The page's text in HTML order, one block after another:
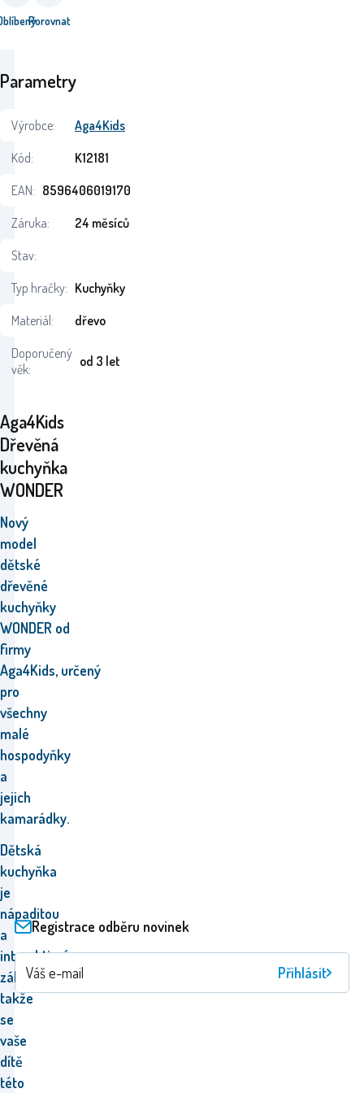
Porovnat
Aga4Kids
Dřevěná
kuchyňka
WONDER
Nový
model
dětské
dřevěné
kuchyňky
WONDER od
firmy
Aga4Kids, určený
pro
všechny
malé
hospodyňky
a
jejich
kamarádky.
Dětská
kuchyňka
je
nápaditou
a
interaktivní
zábavou,
takže
se
vaše
dítě
této
Parametry
Výrobce:
Aga4Kids
Kód:
K12181
EAN: 8596406019170
Záruka:
24 měsíců
Stav:
Typ hračky: Kuchyňky
Materiál:
dřevo
Doporučený
věk:
od 3 let
Registrace odběru novinek
Přihlásit